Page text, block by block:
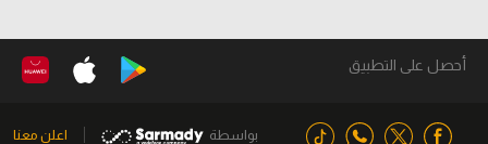
أحصل على التطبيق
بواسطة اعلن معنا